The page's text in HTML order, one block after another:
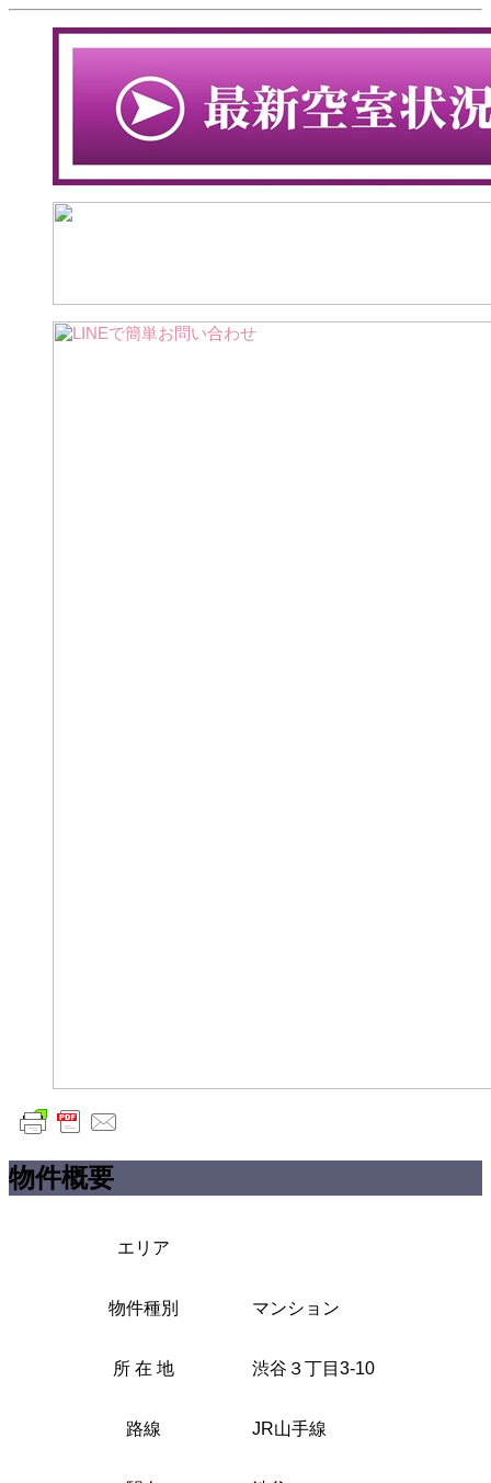
物件概要
エリア
物件種別 マンション
所 在 地 渋谷３丁目3-10
路線 JR山手線